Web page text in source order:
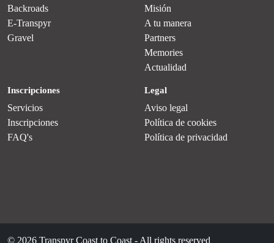
Backroads
E-Transpyr
Gravel
Misión
A tu manera
Partners
Memories
Actualidad
Inscripciones
Servicios
Inscripciones
FAQ's
Legal
Aviso legal
Política de cookies
Política de privacidad
© 2026 Transpyr Coast to Coast - All rights reserved